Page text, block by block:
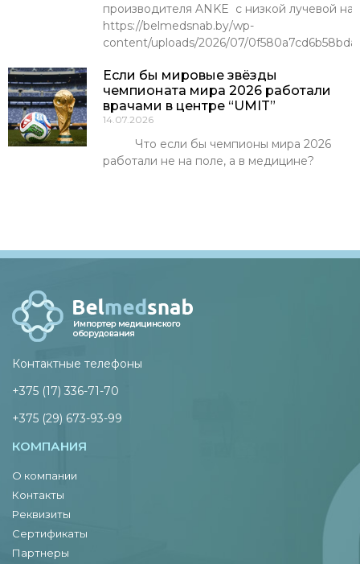
производителя ANKE с низкой лучевой
https://belmedsnab.by/wp-
content/uploads/2026/07/
Если бы мировые звёзды
чемпионата мира 2026 работали
врачами в центре “UMIT”
14.07.2026
Что если бы чемпионы мира 2026
работали не на поле, а в медицине?
Контактные телефоны
+375 (17) 336-71-70
+375 (29) 673-93-99
КОМПАНИЯ
О компании
Контакты
Реквизиты
Сертификаты
Партнеры